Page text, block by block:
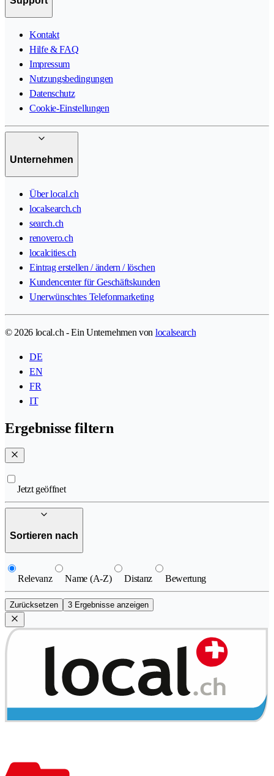
Kontakt
Hilfe & FAQ
Impressum
Nutzungsbedingungen
Datenschutz
Cookie-Einstellungen
Unternehmen
Über local.ch
localsearch.ch
search.ch
renovero.ch
localcities.ch
Eintrag erstellen / ändern / löschen
Kundencenter für Geschäftskunden
Unerwünschtes Telefonmarketing
© 2026 local.ch - Ein Unternehmen von localsearch
DE
EN
FR
IT
Ergebnisse filtern
Jetzt geöffnet
Sortieren nach
Relevanz Name (A-Z) Distanz Bewertung
Zurücksetzen 3 Ergebnisse anzeigen